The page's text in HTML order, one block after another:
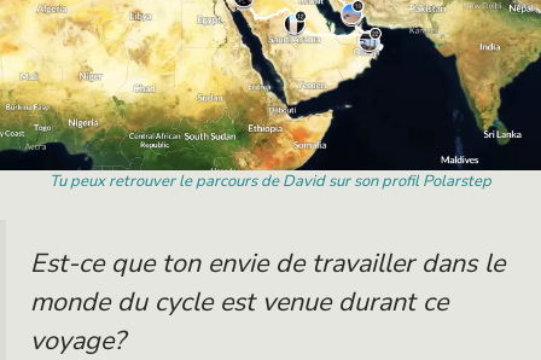
Tu peux retrouver le parcours de David sur son profil Polarstep
Est-ce que ton envie de travailler dans le
monde du cycle est venue durant ce
voyage?